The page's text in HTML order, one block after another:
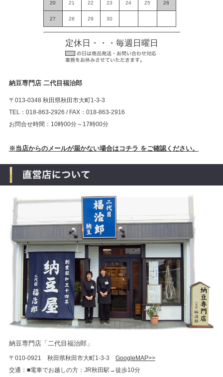
20 21 22 23 24 25 26
27 28 29 30
定休日・・・毎週日曜日
納豆専門店 二代目福治郎
〒013-0348 秋田県秋田市大町1-3-3
TEL：018-863-2926 / FAX：018-863-2916
お問合せ時間：10時00分～17時00分
※当店からのメールが届かない場合はコチラ をご確認ください。
納豆専門店「二代目福治郎」
〒010-0921 秋田県秋田市大町1-3-3 GoogleMAP>>
交通：■電車でお越しの方：JR秋田駅→徒歩10分